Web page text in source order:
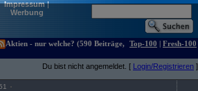
Impressum|
Werbung
Aktien - nur welche? (590 Beiträge,
Top-100 | Fresh-100
Du bist nicht angemeldet. [ Login/Registrieren ]